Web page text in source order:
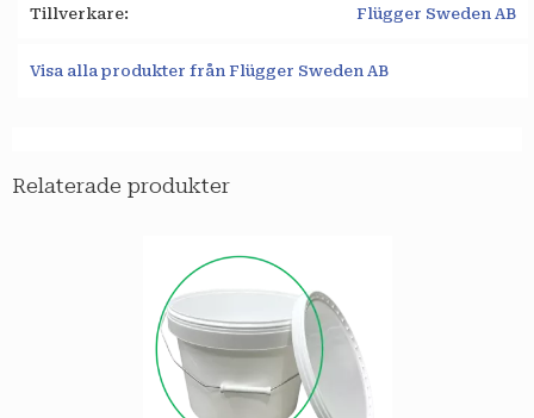
Tillverkare
Flügger Sweden AB
Visa alla produkter från Flügger Sweden AB
Relaterade produkter